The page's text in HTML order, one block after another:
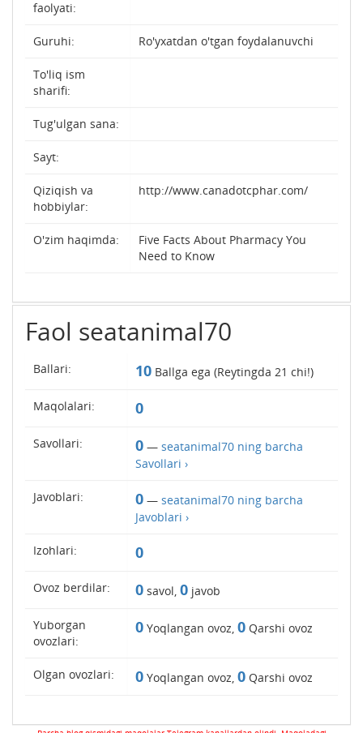
faolyati:
Guruhi: Ro'yxatdan o'tgan foydalanuvchi
To'liq ism
sharifi:
Tug'ulgan sana:
Sayt:
Qiziqish va
hobbiylar:
http://www.canadotcphar.com/
O'zim haqimda:
Five Facts About Pharmacy You
Need to Know
Faol seatanimal70
Ballari: 10 Ballga ega (Reytingda 21 chi!)
Maqolalari: 0
Savollari: 0 — seatanimal70 ning barcha
Savollari ›
Javoblari: 0 — seatanimal70 ning barcha
Javoblari ›
Izohlari: 0
Ovoz berdilar: 0 savol, 0 javob
Yuborgan
ovozlari:
0 Yoqlangan ovoz, 0 Qarshi ovoz
Olgan ovozlari: 0 Yoqlangan ovoz, 0 Qarshi ovoz